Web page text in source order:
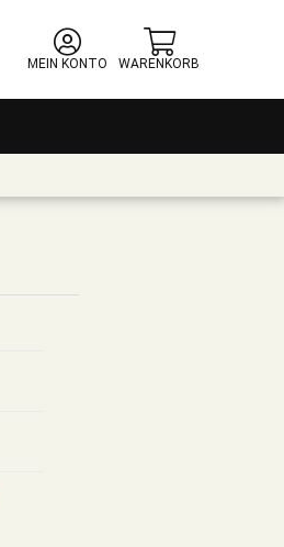
MEIN KONTO
WARENKORB